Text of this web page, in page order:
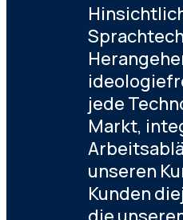
jede
Markt,
unseren
Kunden